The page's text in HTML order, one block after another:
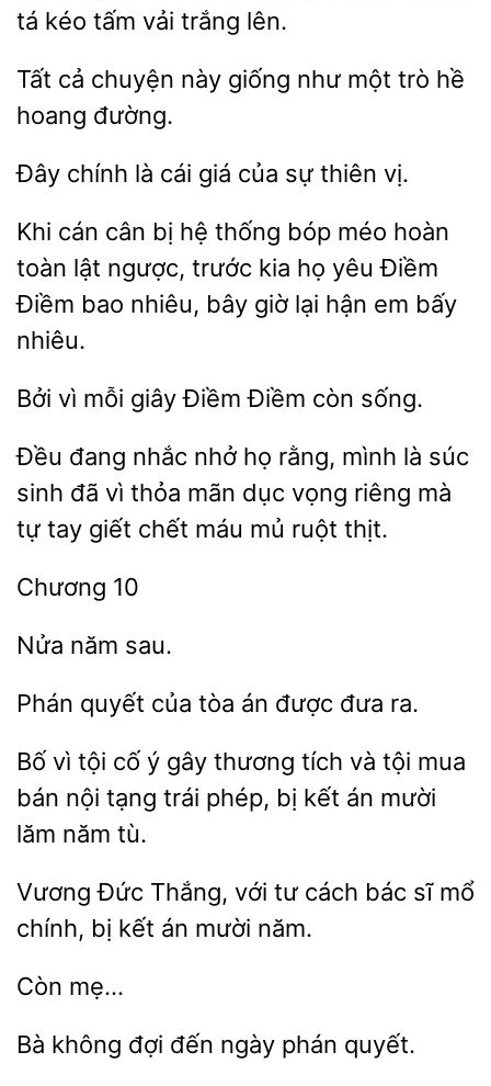
tá kéo tấm vải trắng lên.
Tất cả giống như một
hề
hoang đường.
Đây chính là giá sự vị.
Khi cán cân bị hệ thống bóp méo hoàn
toàn
ngược,
kia họ yêu Điềm
Điềm bao nhiêu, bây giờ lại hận em
nhiêu.
Bởi vì Điềm còn sống.
Đều đang nhắc nhở họ rằng, mình là súc
sinh đã vì thỏa
dục vọng riêng mà
tự tay giết chết
mủ ruột
Phán quyết tòa được đưa
Bố vì tội cố ý
thương tích và tội mua
bán nội tạng trái phép, bị kết án mười
tù.
Vương Thắng, với
cách bác sĩ mổ
bị kết án mười năm.
Bà đợi phán quyết.